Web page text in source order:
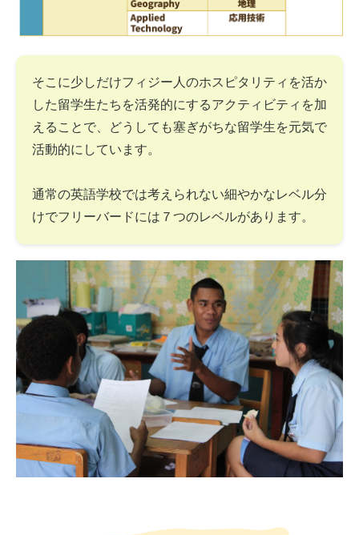
そこに少しだけフィジー人のホスピタリティを活か
した留学生たちを活発的にするアクティビティを加
えることで、どうしても塞ぎがちな留学生を元気で
活動的にしています。
通常の英語学校では考えられない細やかなレベル分
けでフリーバードには７つのレベルがあります。